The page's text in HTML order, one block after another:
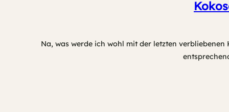
Na, was werde ich wohl mit der letzten